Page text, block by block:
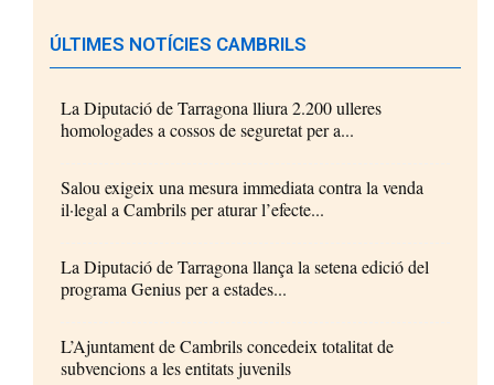
ÚLTIMES NOTÍCIES CAMBRILS
La Diputació de Tarragona lliura 2.200 ulleres
homologades a cossos de seguretat per a...
Salou exigeix una mesura immediata contra la venda
il·legal a Cambrils per aturar l’efecte...
La Diputació de Tarragona llança la setena edició del
programa Genius per a estades...
L’Ajuntament de Cambrils concedeix totalitat de
subvencions a les entitats juvenils